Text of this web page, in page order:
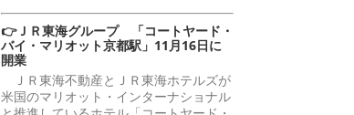
👉ＪＲ東海グループ 「コートヤード・
バイ・マリオット京都駅」11月16日に
開業
ＪＲ東海不動産とＪＲ東海ホテルズが
米国のマリオット・インターナショナル